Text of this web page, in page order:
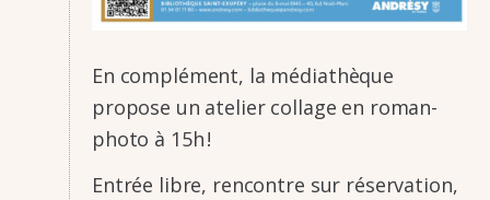
En complé­ment, la média­thèque
propose un atelier collage en roman-
photo à 15h !
Entrée libre, rencontre sur réser­va­tion,